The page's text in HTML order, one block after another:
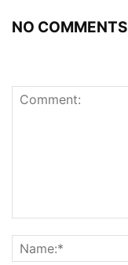
NO COMMENTS